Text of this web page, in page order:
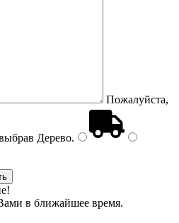
Пожалуйста,
Дерево.
в ближайшее время.